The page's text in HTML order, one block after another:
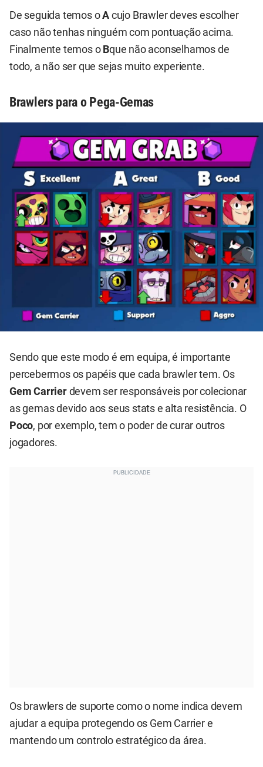
De seguida temos oA cujo Brawler deves escolher
caso não tenhas ninguém com pontuação acima.
Finalmente temos o Bque não aconselhamos de
todo, a não ser que sejas muito experiente.
Brawlers para o Pega-Gemas
Sendo que este modo é em equipa, é importante
percebermos os papéis que cada brawler tem. Os
Gem Carrierdevem ser responsáveis por colecionar
as gemas devido aos seus stats e alta resistência. O
Poco, por exemplo, tem o poder de curar outros
jogadores.
Os brawlers de suporte como o nome indica devem
ajudar a equipa protegendo os Gem Carrier e
mantendo um controlo estratégico da área.